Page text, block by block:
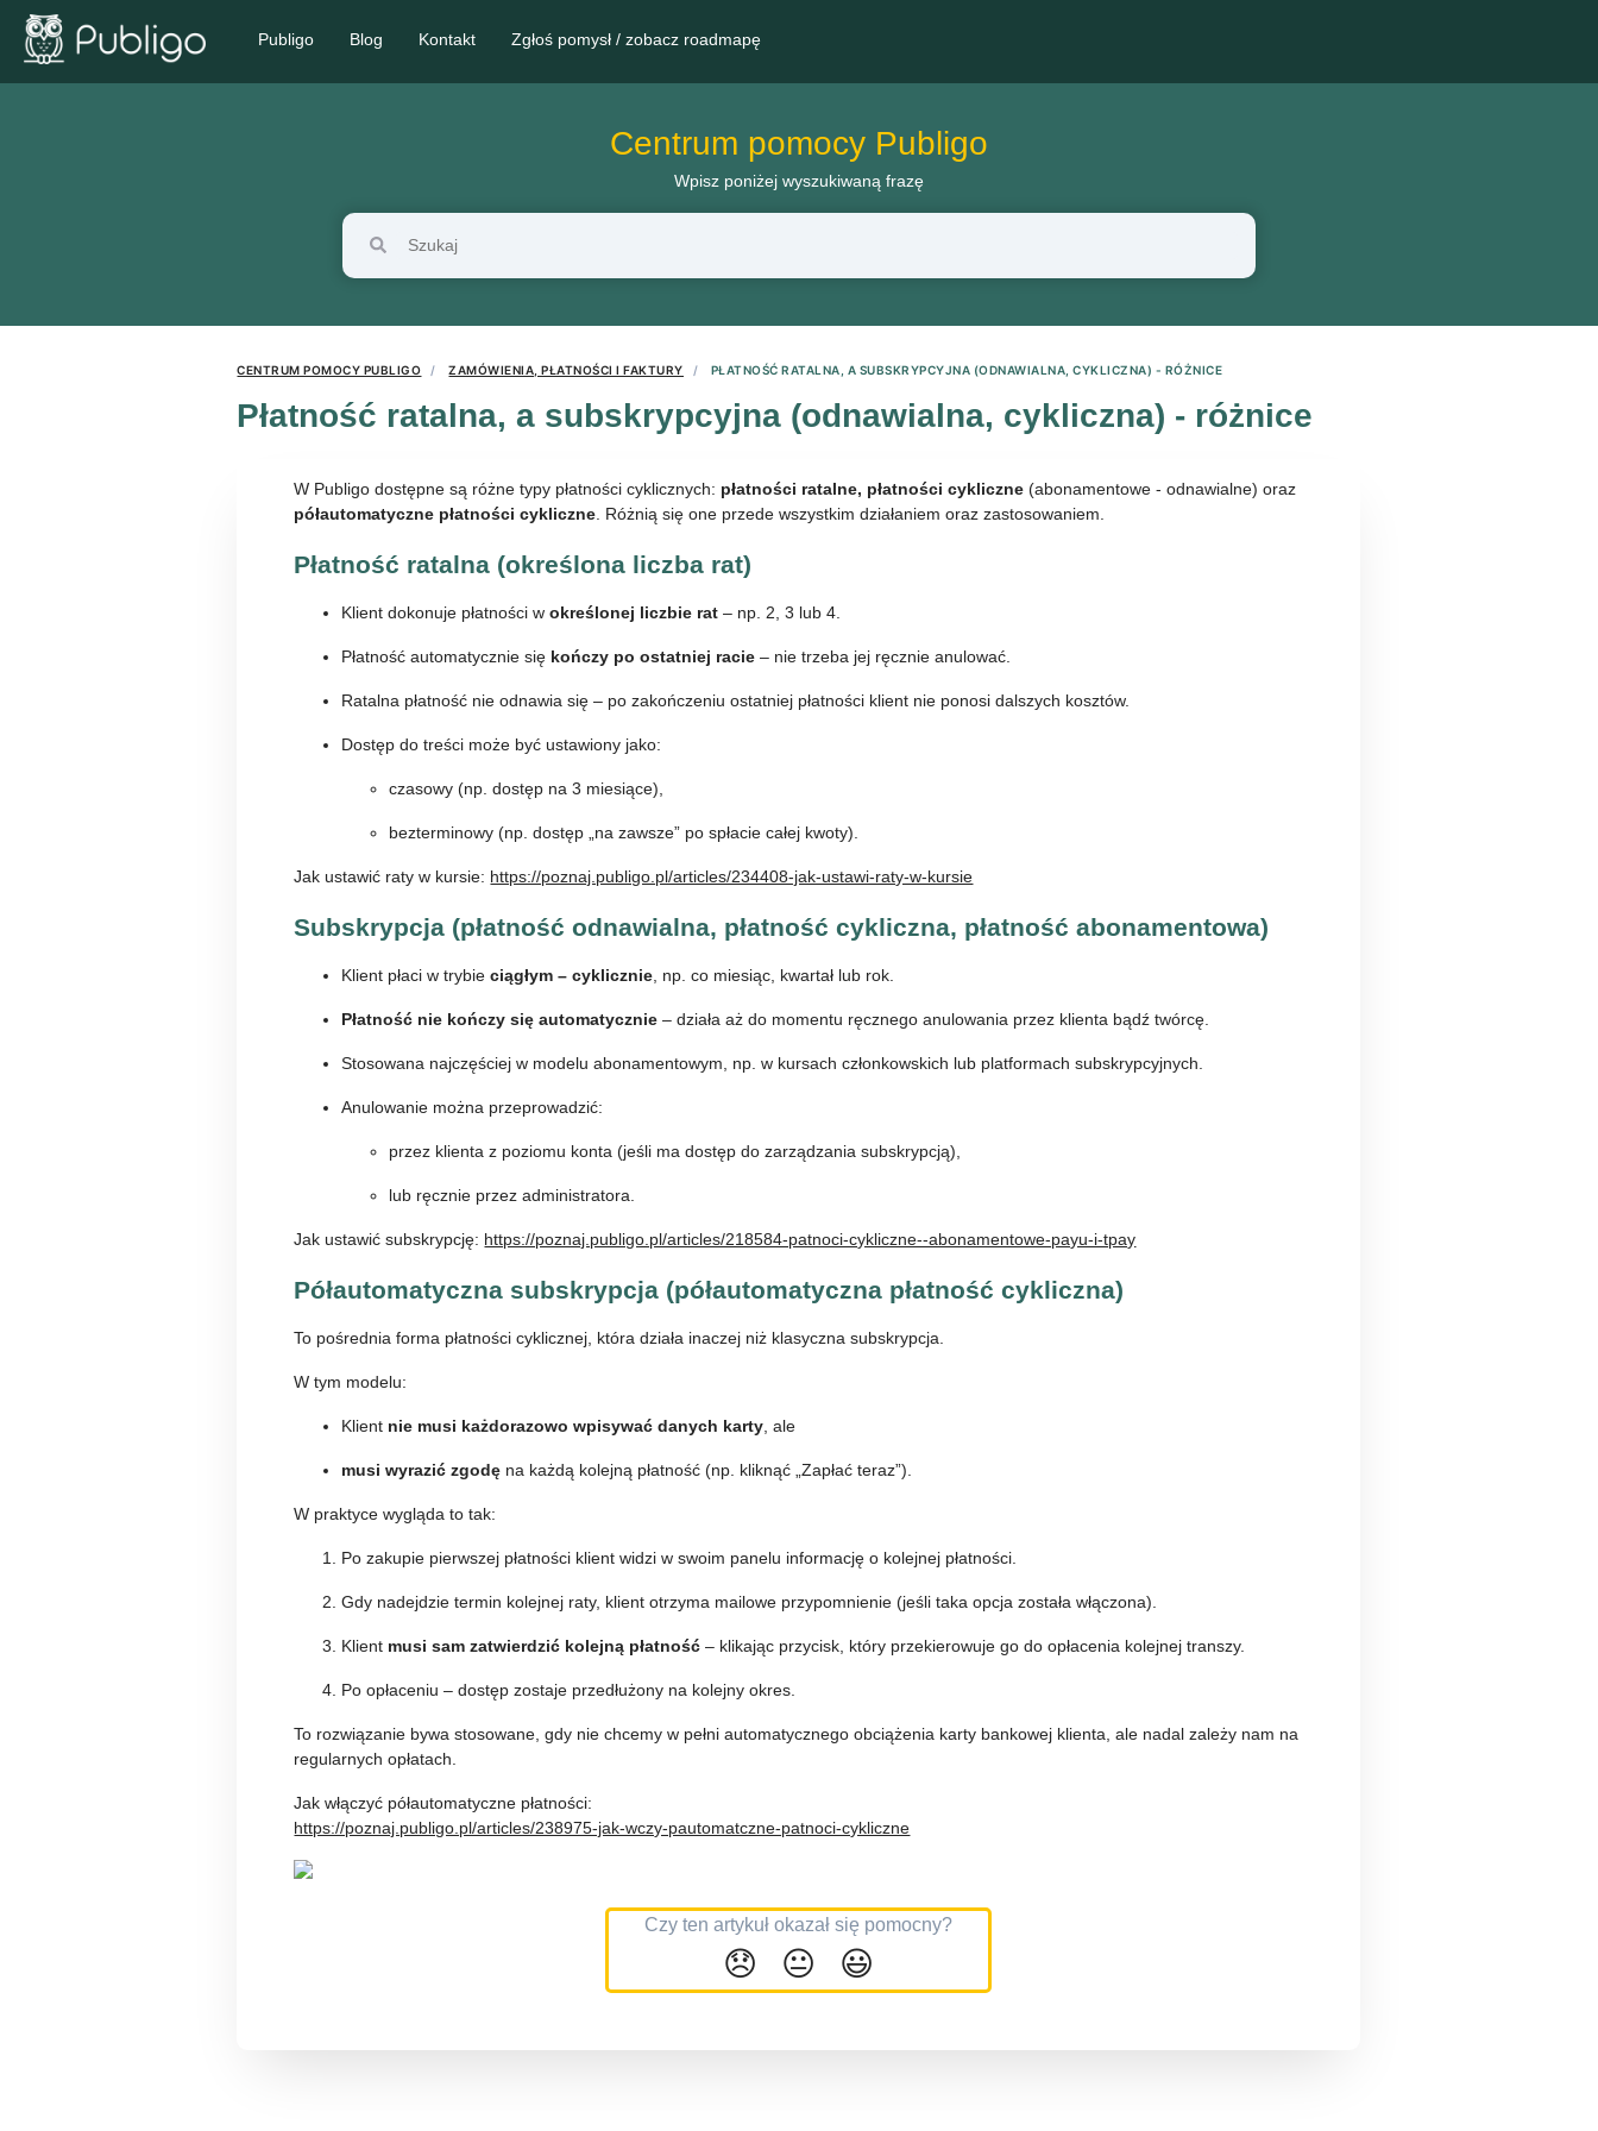
Publigo Blog Kontakt Zgłoś pomysł / zobacz roadmapę
Centrum pomocy Publigo
Wpisz poniżej wyszukiwaną frazę
CENTRUM POMOCY PUBLIGO ZAMÓWIENIA, PŁATNOŚCI I FAKTURY PŁATNOŚĆ RATALNA, A SUBSKRYPCYJNA (ODNAWIALNA, CYKLICZNA) - RÓŻNICE
Płatność ratalna, a subskrypcyjna (odnawialna, cykliczna) - różnice
W Publigo dostępne są różne typy płatności cyklicznych: płatności ratalne, płatności cykliczne (abonamentowe - odnawialne) oraz
półautomatyczne płatności cykliczne . Różnią się one przede wszystkim działaniem oraz zastosowaniem.
Płatność ratalna (określona liczba rat)
Klient dokonuje płatności wokreślonej liczbie rat – np. 2, 3 lub 4.
Płatność automatycznie się kończy po ostatniej racie – nie trzeba jej ręcznie anulować.
Ratalna płatność nie odnawia się – po zakończeniu ostatniej płatności klient nie ponosi dalszych kosztów.
Dostęp do treści może być ustawiony jako:
czasowy (np. dostęp na 3 miesiące),
bezterminowy (np. dostęp „na zawsze” po spłacie całej kwoty).
Jak ustawić raty w kursie: https://poznaj.publigo.pl/articles/234408-jak-ustawi-raty-w-kursie
Subskrypcja (płatność odnawialna, płatność cykliczna, płatność abonamentowa)
Klient płaci w trybieciągłym – cyklicznie , np. co miesiąc, kwartał lub rok.
Płatność nie kończy się automatycznie – działa aż do momentu ręcznego anulowania przez klienta bądź twórcę.
Stosowana najczęściej w modelu abonamentowym, np. w kursach członkowskich lub platformach subskrypcyjnych.
Anulowanie można przeprowadzić:
przez klienta z poziomu konta (jeśli ma dostęp do zarządzania subskrypcją),
lub ręcznie przez administratora.
Jak ustawić subskrypcję: https://poznaj.publigo.pl/articles/218584-patnoci-cykliczne--abonamentowe-payu-i-tpay
Półautomatyczna subskrypcja (półautomatyczna płatność cykliczna)
To pośrednia forma płatności cyklicznej, która działa inaczej niż klasyczna subskrypcja.
W tym modelu:
Klient nie musi każdorazowo wpisywać danych karty , ale
musi wyrazić zgodę na każdą kolejną płatność (np. kliknąć „Zapłać teraz”).
W praktyce wygląda to tak:
Po zakupie pierwszej płatności klient widzi w swoim panelu informację o kolejnej płatności.
Gdy nadejdzie termin kolejnej raty, klient otrzyma mailowe przypomnienie (jeśli taka opcja została włączona).
Klient musi sam zatwierdzić kolejną płatność – klikając przycisk, który przekierowuje go do opłacenia kolejnej transzy.
Po opłaceniu – dostęp zostaje przedłużony na kolejny okres.
To rozwiązanie bywa stosowane, gdy nie chcemy w pełni automatycznego obciążenia karty bankowej klienta, ale nadal zależy nam na
regularnych opłatach.
Jak włączyć półautomatyczne płatności:
https://poznaj.publigo.pl/articles/238975-jak-wczy-pautomatczne-patnoci-cykliczne
Czy ten artykuł okazał się pomocny?
😞 😐 😃